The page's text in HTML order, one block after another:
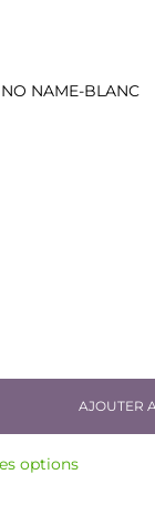
NAME-BLANC
AJOUTER
options